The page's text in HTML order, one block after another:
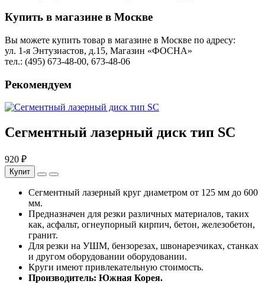
Купить в магазине в Москве
Вы можете купить товар в магазине в Москве по адресу:
ул. 1-я Энтузиастов, д.15, Магазин «ФОСНА»
тел.: (495) 673-48-00, 673-48-06
Рекомендуем
Сегментный лазерный диск тип SC
920 ₽
Купит
Сегментный лазерный круг диаметром от 125 мм до 600
мм.
Предназначен для резки различных материалов, таких
как, асфальт, огнеупорный кирпич, бетон, железобетон,
гранит.
Для резки на УШМ, бензорезах, швонарезчиках, станках
и другом оборудовании оборудовании.
Круги имеют привлекательную стоимость.
Производитель: Южная Корея.